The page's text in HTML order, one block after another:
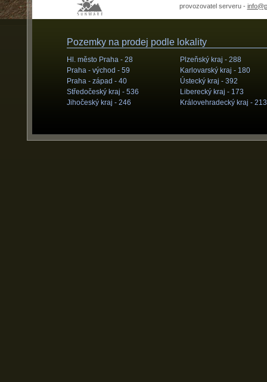
provozovatel serveru -
Pozemky na prodej podle lokality
Hl. město Praha - 28
Praha - východ - 59
Praha - západ - 40
Středočeský kraj - 536
Jihočeský kraj - 246
Plzeňský kraj - 288
Karlovarský kraj - 180
Ústecký kraj - 392
Liberecký kraj - 173
Královehradecký kraj - 213